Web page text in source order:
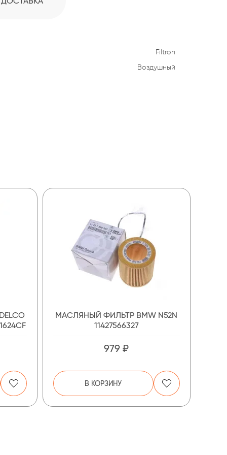
Filtron
Воздушный
МАСЛЯНЫЙ ФИЛЬТР BMW N52N
11427566327
979 ₽
В КОРЗИНУ